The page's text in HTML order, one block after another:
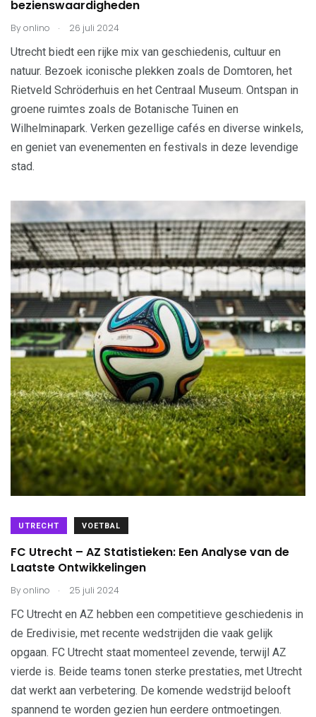
bezienswaardigheden
Byonlino . 26 juli 2024
Utrecht biedt een rijke mix van geschiedenis, cultuur en
natuur. Bezoek iconische plekken zoals de Domtoren, het
Rietveld Schröderhuis en het Centraal Museum. Ontspan in
groene ruimtes zoals de Botanische Tuinen en
Wilhelminapark. Verken gezellige cafés en diverse winkels,
en geniet van evenementen en festivals in deze levendige
stad.
UTRECHT VOETBAL
FC Utrecht – AZ Statistieken: Een Analyse van de
Laatste Ontwikkelingen
Byonlino . 25 juli 2024
FC Utrecht en AZ hebben een competitieve geschiedenis in
de Eredivisie, met recente wedstrijden die vaak gelijk
opgaan. FC Utrecht staat momenteel zevende, terwijl AZ
vierde is. Beide teams tonen sterke prestaties, met Utrecht
dat werkt aan verbetering. De komende wedstrijd belooft
spannend te worden gezien hun eerdere ontmoetingen.